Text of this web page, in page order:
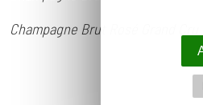
Champagne Brut Rosé Grand Cru